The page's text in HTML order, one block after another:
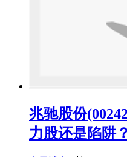
兆驰股份
力股还是陷阱？